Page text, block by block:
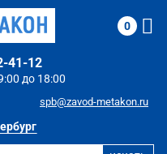
до 18:00
41-12
spb@zavod-metakon.ru
0